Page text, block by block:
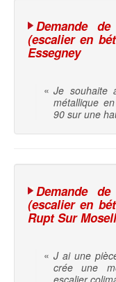
Demande
(escalier en
Essegney
« Je souhaite
métallique
90 sur une
Demande
(escalier en
Rupt Sur
« J ai une
crée une